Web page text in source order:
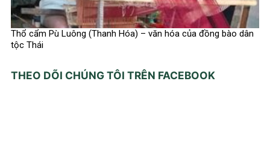
Thổ cẩm Pù Luông (Thanh Hóa) – văn hóa của đồng bào dân
tộc Thái
THEO DÕI CHÚNG TÔI TRÊN FACEBOOK